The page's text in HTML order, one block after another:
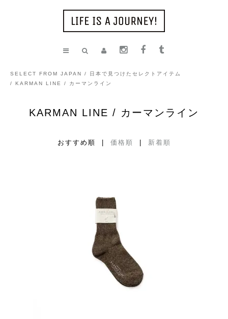
SELECT FROM JAPAN / 日本で見つけたセレクトアイテム
/
KARMAN LINE / カーマンライン
KARMAN LINE / カーマンライン
おすすめ順 | 価格順 新着順